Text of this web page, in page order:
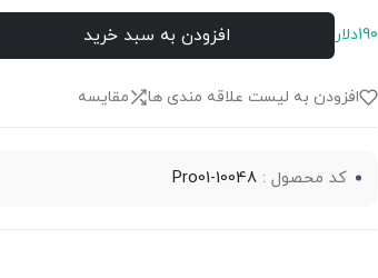
190دلار افزودن به سبد خرید
افزودن به لیست علاقه مندی ها مقایسه
کد محصول : Pro01-10048